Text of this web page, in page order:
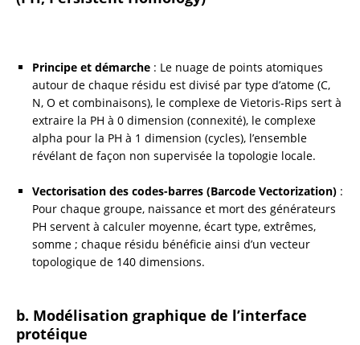
Principe et démarche : Le nuage de points atomiques
autour de chaque résidu est divisé par type d’atome (C,
N, O et combinaisons), le complexe de Vietoris-Rips sert à
extraire la PH à 0 dimension (connexité), le complexe
alpha pour la PH à 1 dimension (cycles), l’ensemble
révélant de façon non supervisée la topologie locale.
Vectorisation des codes-barres (Barcode Vectorization) :
Pour chaque groupe, naissance et mort des générateurs
PH servent à calculer moyenne, écart type, extrêmes,
somme ; chaque résidu bénéficie ainsi d’un vecteur
topologique de 140 dimensions.
b. Modélisation graphique de l’interface
protéique